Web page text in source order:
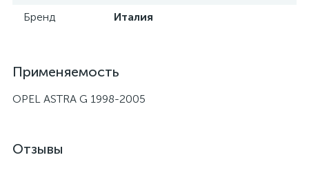
Бренд
Италия
Применяемость
OPEL ASTRA G 1998-2005
Отзывы